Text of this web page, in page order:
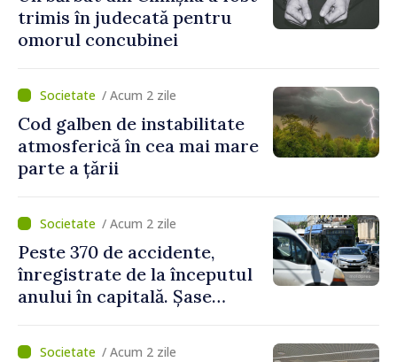
trimis în judecată pentru
omorul concubinei
/ Acum 2 zile
Cod galben de instabilitate
atmosferică în cea mai mare
parte a țării
/ Acum 2 zile
Peste 370 de accidente,
înregistrate de la începutul
anului în capitală. Șase
/ Acum 2 zile